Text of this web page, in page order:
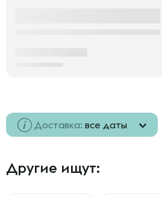
Доставка: все даты
Другие ищут: